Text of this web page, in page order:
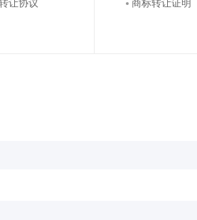
让协议
商标转让证明